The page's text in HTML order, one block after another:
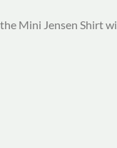
Mini Jensen Shirt